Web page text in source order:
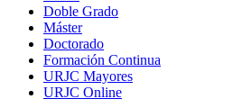
Doble Grado
Máster
Doctorado
Formación Continua
URJC Mayores
URJC Online